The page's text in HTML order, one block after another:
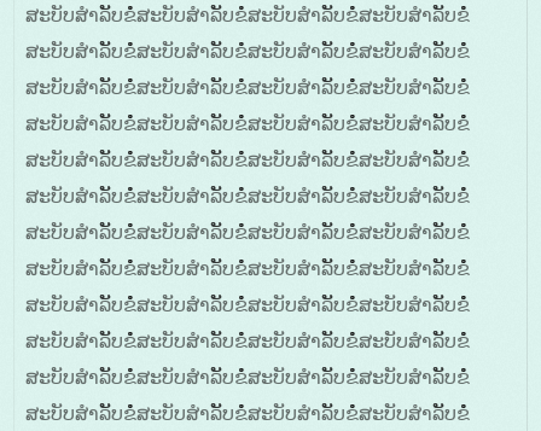
ສະບັບສໍາລັັບຂໍໍໍສະບັບສໍາລັັບຂໍໍໍສະບັບສໍາລັັບຂໍໍໍສະບັບສໍາລັັບຂໍໍໍ
ສະບັບສໍາລັັບຂໍໍໍສະບັບສໍາລັັບຂໍໍໍສະບັບສໍາລັັບຂໍໍໍສະບັບສໍາລັັບຂໍໍໍ
ສະບັບສໍາລັັບຂໍໍໍສະບັບສໍາລັັບຂໍໍໍສະບັບສໍາລັັບຂໍໍໍສະບັບສໍາລັັບຂໍໍໍ
ສະບັບສໍາລັັບຂໍໍໍສະບັບສໍາລັັບຂໍໍໍສະບັບສໍາລັັບຂໍໍໍສະບັບສໍາລັັບຂໍໍໍ
ສະບັບສໍາລັັບຂໍໍໍສະບັບສໍາລັັບຂໍໍໍສະບັບສໍາລັັບຂໍໍໍສະບັບສໍາລັັບຂໍໍໍ
ສະບັບສໍາລັັບຂໍໍໍສະບັບສໍາລັັບຂໍໍໍສະບັບສໍາລັັບຂໍໍໍສະບັບສໍາລັັບຂໍໍໍ
ສະບັບສໍາລັັບຂໍໍໍສະບັບສໍາລັັບຂໍໍໍສະບັບສໍາລັັບຂໍໍໍສະບັບສໍາລັັບຂໍໍໍ
ສະບັບສໍາລັັບຂໍໍໍສະບັບສໍາລັັບຂໍໍໍສະບັບສໍາລັັບຂໍໍໍສະບັບສໍາລັັບຂໍໍໍ
ສະບັບສໍາລັັບຂໍໍໍສະບັບສໍາລັັບຂໍໍໍສະບັບສໍາລັັບຂໍໍໍສະບັບສໍາລັັບຂໍໍໍ
ສະບັບສໍາລັັບຂໍໍໍສະບັບສໍາລັັບຂໍໍໍສະບັບສໍາລັັບຂໍໍໍສະບັບສໍາລັັບຂໍໍໍ
ສະບັບສໍາລັັບຂໍໍໍສະບັບສໍາລັັບຂໍໍໍສະບັບສໍາລັັບຂໍໍໍສະບັບສໍາລັັບຂໍໍໍ
ສະບັບສໍາລັັບຂໍໍໍສະບັບສໍາລັັບຂໍໍໍສະບັບສໍາລັັບຂໍໍໍສະບັບສໍາລັັບຂໍໍໍ